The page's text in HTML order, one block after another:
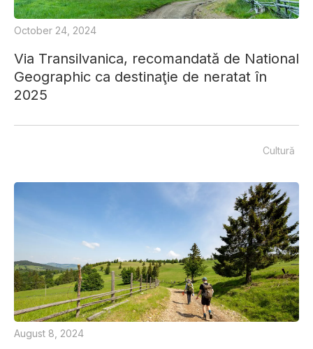
Via Transilvanica, recomandată de National
Geographic ca destinaţie de neratat în
2025
October 24, 2024
Cultură
August 8, 2024